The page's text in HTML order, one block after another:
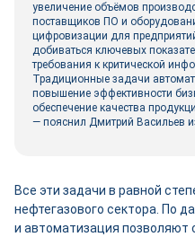
увеличение объёмов
поставщиков ПО и
цифровизации для
добиваться ключевых
требования к критической
Традиционные задачи
повышение эффективности
обеспечение качества
— пояснил Дмитрий Васильев
Все эти задачи в равной
нефтегазового сектора. По
и автоматизация позволяют